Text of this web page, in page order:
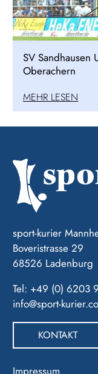
SV Sandhausen
Oberachern
MEHR LESEN
sport-kurier
Boveristrasse 29
68526 Ladenburg
Tel: +49 (0) 6203
info@sport-
KONTAKT